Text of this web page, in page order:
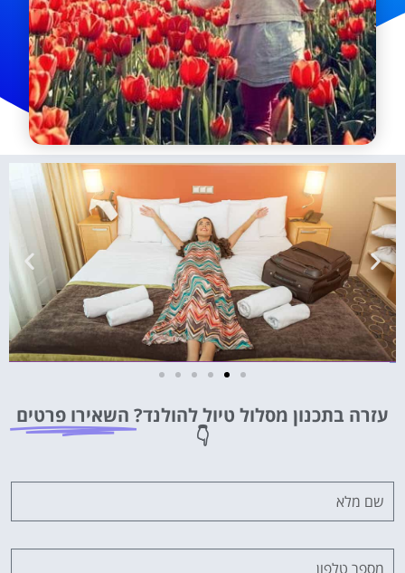
מציאת מלון
לחצו
עזרה בתכנון מסלול טיול להולנד? השאירו פרטים
👇